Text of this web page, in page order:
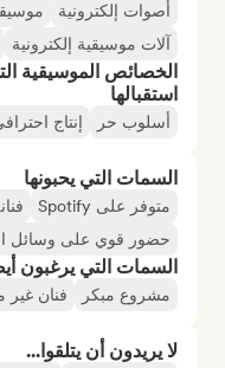
أصوات إلكترونية
آلات موسيقية إلكترونية
الخصائص الموسيقية
استقبالها
أسلوب حر إنتاج
السمات التي يحبونها
متوفر على Spotify
حضور قوي على وسائل
السمات التي يرغبون
مشروع مبكر فنان غير
لا يريدون أن يتلقوا...